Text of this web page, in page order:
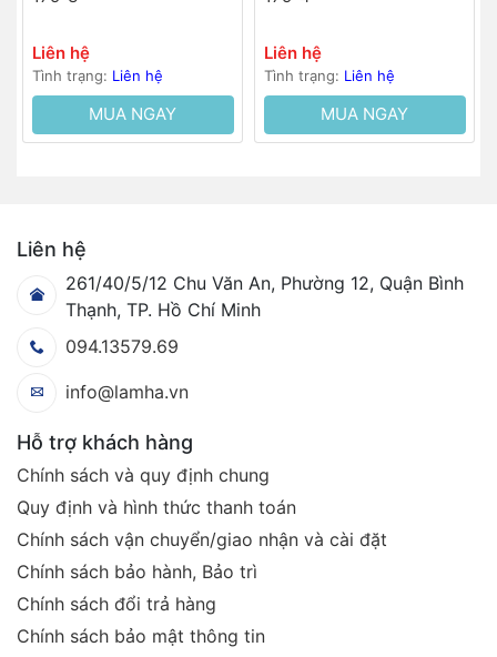
Liên hệ
Tình trạng: Liên hệ
MUA NGAY
Liên hệ
Tình trạng: Liên hệ
MUA NGAY
Liên hệ
261/40/5/12 Chu Văn An, Phường 12, Quận Bình
Thạnh, TP. Hồ Chí Minh
094.13579.69
info@lamha.vn
Hỗ trợ khách hàng
Chính sách và quy định chung
Quy định và hình thức thanh toán
Chính sách vận chuyển/giao nhận và cài đặt
Chính sách bảo hành, Bảo trì
Chính sách đổi trả hàng
Chính sách bảo mật thông tin